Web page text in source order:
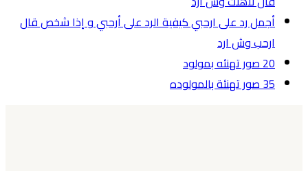
أجمل رد على ارحبي كيفية الرد على أرحبي و إذا شخص قال
ارحب وش ارد
20 صور تهنئه بمولود
35 صور تهنئة بالمولوده